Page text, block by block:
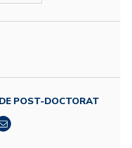
POST-DOCTORAT